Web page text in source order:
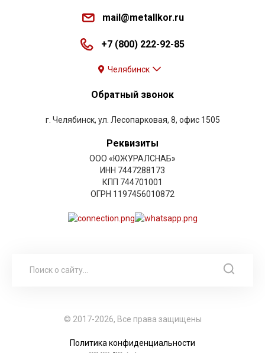
mail@metallkor.ru
+7 (800) 222-92-85
Челябинск
Обратный звонок
г. Челябинск, ул. Лесопарковая, 8, офис 1505
Реквизиты
ООО «ЮЖУРАЛСНАБ»
ИНН 7447288173
КПП 744701001
ОГРН 1197456010872
© 2017-2026, Все права защищены
Политика конфиденциальности